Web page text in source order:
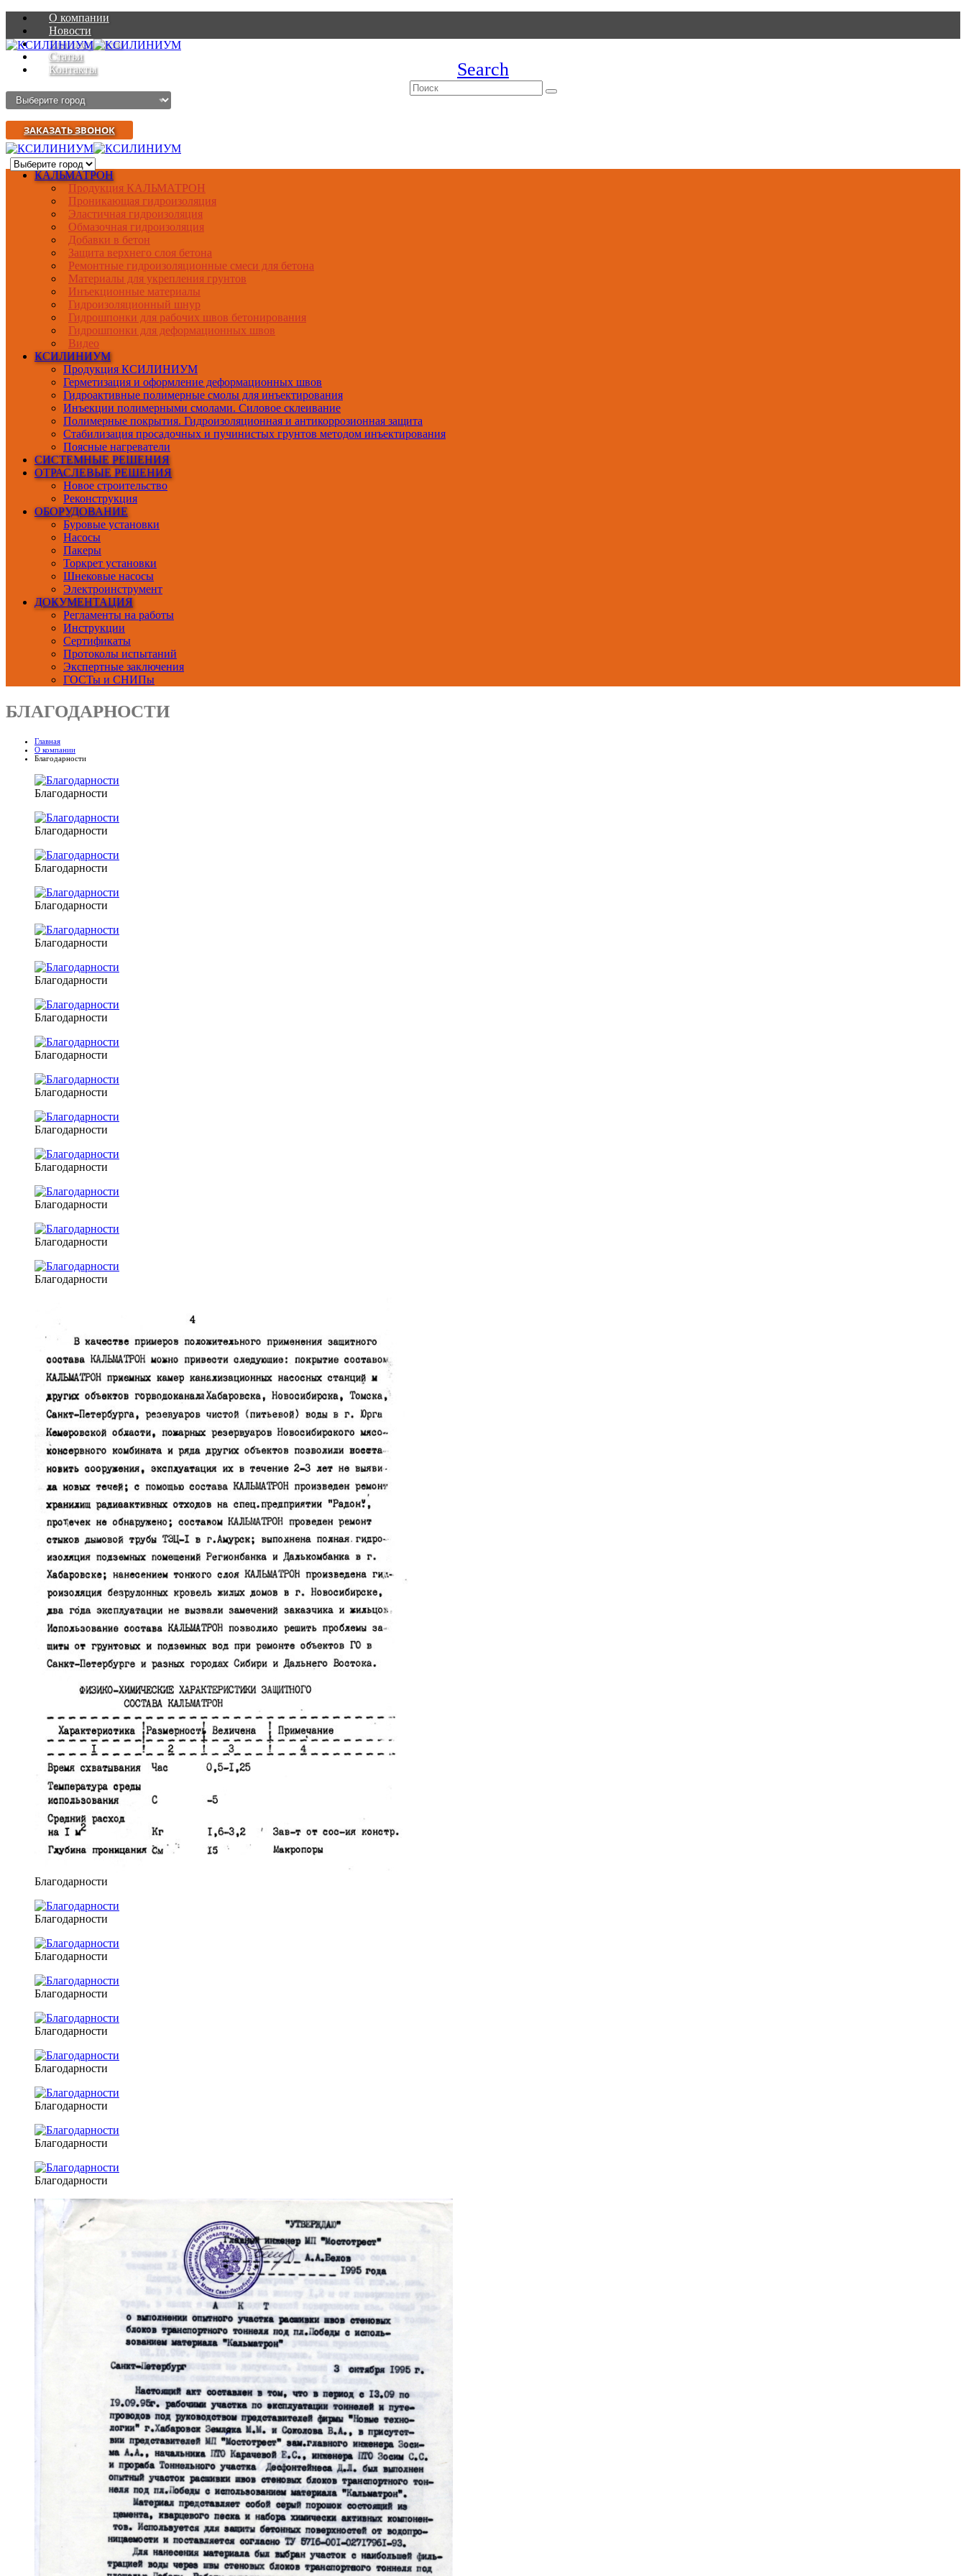
О компании
Новости
Благодарности
Статьи
Контакты
Search
ЗАКАЗАТЬ ЗВОНОК
КАЛЬМАТРОН
Продукция КАЛЬМАТРОН
Проникающая гидроизоляция
Эластичная гидроизоляция
Обмазочная гидроизоляция
Добавки в бетон
Защита верхнего слоя бетона
Ремонтные гидроизоляционные смеси для бетона
Материалы для укрепления грунтов
Инъекционные материалы
Гидроизоляционный шнур
Гидрошпонки для рабочих швов бетонирования
Гидрошпонки для деформационных швов
Видео
КСИЛИНИУМ
Продукция КСИЛИНИУМ
Герметизация и оформление деформационных швов
Гидроактивные полимерные смолы для инъектирования
Инъекции полимерными смолами. Силовое склеивание
Полимерные покрытия. Гидроизоляционная и антикоррозионная защита
Стабилизация просадочных и пучинистых грунтов методом инъектирования
Поясные нагреватели
СИСТЕМНЫЕ РЕШЕНИЯ
ОТРАСЛЕВЫЕ РЕШЕНИЯ
Новое строительство
Реконструкция
ОБОРУДОВАНИЕ
Буровые установки
Насосы
Пакеры
Торкрет установки
Шнековые насосы
Электроинструмент
ДОКУМЕНТАЦИЯ
Регламенты на работы
Инструкции
Сертификаты
Протоколы испытаний
Экспертные заключения
ГОСТы и СНИПы
БЛАГОДАРНОСТИ
Главная
О компании
Благодарности
Благодарности
Благодарности
Благодарности
Благодарности
Благодарности
Благодарности
Благодарности
Благодарности
Благодарности
Благодарности
Благодарности
Благодарности
Благодарности
Благодарности
Благодарности
Благодарности
Благодарности
Благодарности
Благодарности
Благодарности
Благодарности
Благодарности
Благодарности